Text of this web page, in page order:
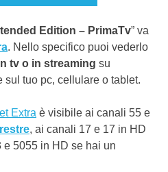
Edition – PrimaTv” va
. Nello specifico puoi vederlo
tv o in streaming su
sul tuo pc, cellulare o tablet.
Extra è visibile ai canali 55 e
, ai canali 17 e 17 in HD
e 5055 in HD se hai un